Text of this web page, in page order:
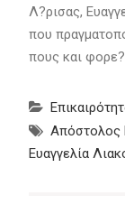
Λ?ρισας,
που
πους και
Απόστολος
Ευαγγελία